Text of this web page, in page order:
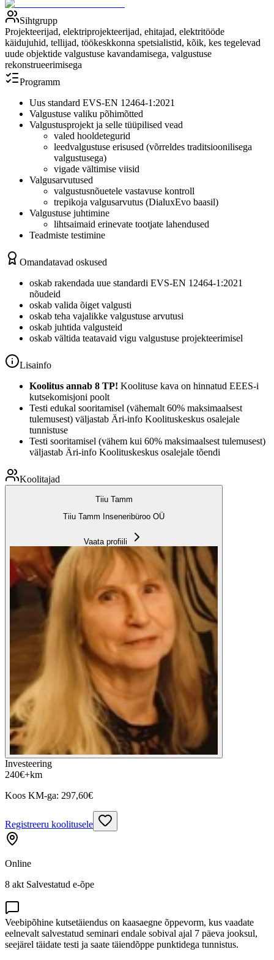
Sihtgrupp
Projekteerijad, elektriprojekteerijad, ehitajad, elektritööde
käidujuhid, tellijad, töökeskkonna spetsialistid, kõik, kes tegelevad
uude objektide valgustuse kavandamisega, valgustuse
rekonstrueerimisega
Programm
Uus standard EVS-EN 12464-1:2021
Valgustuse valiku põhimõtted
Valgustusprojekt ja selle tüüpilised vead
valed hooldetegurid
leedvalgustuse erisused (võrreldes traditsioonilisega
valgustusega)
vigade vältimise viisid
Valgusarvutused
valgustusnõuetele vastavuse kontroll
trepikoja valgusarvutus (DialuxEvo baasil)
Valgustuse juhtimine
lihtsaimaid erinevate tootjate lahendused
Teadmiste testimine
Omandatavad oskused
oskab rakendada uue standardi EVS-EN 12464-1:2021
nõudeid
oskab valida õiget valgusti
oskab teha vajalikke valgustuse arvutusi
oskab juhtida valgusteid
oskab vältida teatavaid vigu valgustuse projekteerimisel
Lisainfo
Koolitus annab 8 TP! Koolituse kava on hinnatud EEES-i
kutsekomisjoni poolt
Testi edukal sooritamisel (vähemalt 60% maksimaalsest
tulemusest) väljastab Äri-info Koolituskeskus osalejale
tunnistuse
Testi sooritamisel (vähem kui 60% maksimaalsest tulemusest)
väljastab Äri-info Koolituskeskus osalejale tõendi
Koolitajad
Tiiu Tamm
Tiiu Tamm Inseneribüroo OÜ
Vaata profiili
Investeering
240€+km
Koos KM-ga: 297,60€
Registreeru koolitusele
Online
8 akt Salvestatud e-õpe
Veebipõhine kutsetäiendus on kaasaegne õppevorm, kus vaadate
eelnevalt salvestatud seminari endale sobival ajal 7 päeva jooksul,
seejärel täidate testi ja saate täiendõppe punktidega tunnistus.